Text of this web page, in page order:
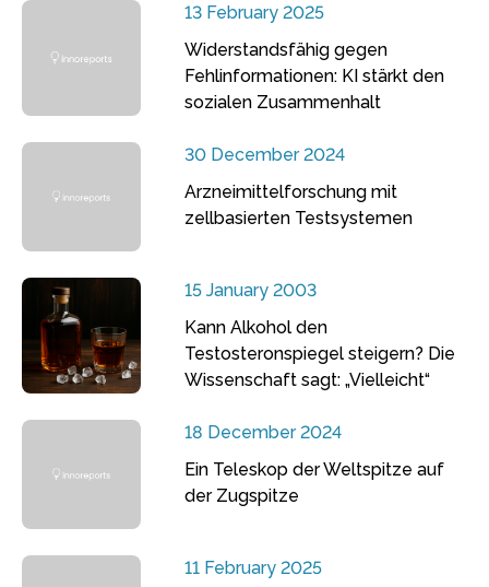
13 February 2025
Widerstandsfähig gegen
Fehlinformationen: KI stärkt den
sozialen Zusammenhalt
30 December 2024
Arzneimittelforschung mit
zellbasierten Testsystemen
15 January 2003
Kann Alkohol den
Testosteronspiegel steigern? Die
Wissenschaft sagt: „Vielleicht“
18 December 2024
Ein Teleskop der Weltspitze auf
der Zugspitze
11 February 2025